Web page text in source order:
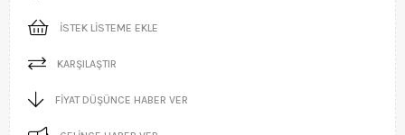
İSTEK LISTEME EKLE
KARŞILAŞTIR
FIYAT DÜŞÜNCE HABER VER